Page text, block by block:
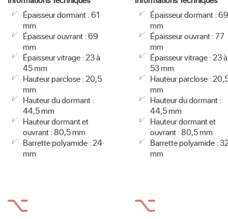
Épaisseur dormant : 61
mm
Épaisseur ouvrant : 69
mm
Épaisseur vitrage : 23 à
45 mm
Hauteur parclose : 20,5
mm
Hauteur du dormant :
44,5 mm
Hauteur dormant et
ouvrant : 80,5 mm
Barrette polyamide : 24
mm
Épaisseur dormant : 69
mm
Épaisseur ouvrant : 77
mm
Épaisseur vitrage : 23 à
53 mm
Hauteur parclose :
mm
Hauteur du dormant :
44,5 mm
Hauteur dormant et
ouvrant : 80,5 mm
Barrette polyamide :
mm